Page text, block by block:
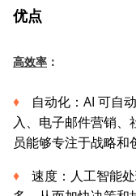
优点
高效率 ：
自动化：AI 可自
入、电子邮件营销、
员能够专注于战略和
速度：人工智能